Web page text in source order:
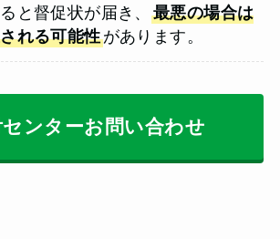
と督促状が届き、 最悪の場合は
れる可能性があります。
センターお問い合わせ